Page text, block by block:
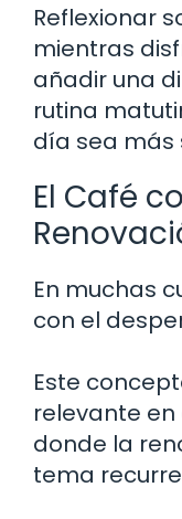
Reflexionar
mientras
añadir una
rutina
día sea más
El Café
En muchas
con el
Este
relevante
donde la
tema